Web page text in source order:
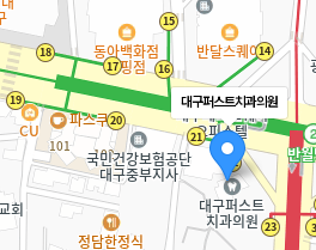
대구퍼스트치과의원